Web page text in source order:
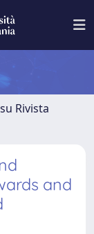
Rivista
and